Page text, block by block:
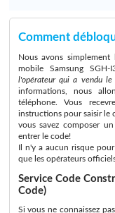
Comment
Nous avons simplement
mobile Samsung
l'opérateur qui a vendu
informations, nous
téléphone. Vous
instructions pour saisir le
vous savez composer
entrer le code!
Il n'y a aucun risque
que les opérateurs
Service Code
Code)
Si vous ne connaissez